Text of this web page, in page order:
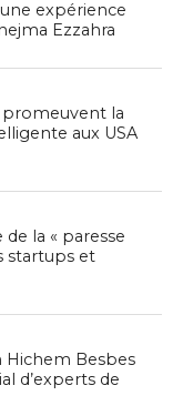
expérience
Ezzahra
la
aux USA
de la « paresse
startups et
Hichem Besbes
d’experts de